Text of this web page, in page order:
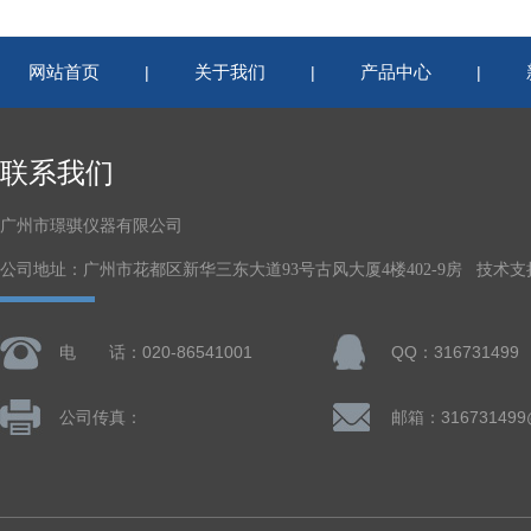
网站首页 | 关于我们 | 产品中心 |
联系我们
广州市璟骐仪器有限公司
公司地址：广州市花都区新华三东大道93号古风大厦4楼402-9房 技术支
电 话：020-86541001 QQ：316731499
公司传真： 邮箱：